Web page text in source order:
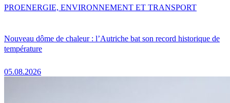
Nouveau dôme de chaleur : l’Autriche bat son record historique de
température
05.08.2026
PROENERGIE, ENVIRONNEMENT ET TRANSPORT